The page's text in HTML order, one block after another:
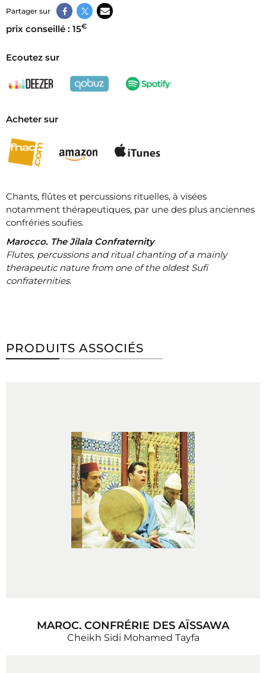
Partager sur
prix conseillé : 15€
Ecoutez sur
Acheter sur
Chants, flûtes et percussions rituelles, à visées
notamment thérapeutiques, par une des plus anciennes
confréries soufies.
Marocco. The Jilala Confraternity
Flutes, percussions and ritual chanting of a mainly
therapeutic nature from one of the oldest Sufi
confraternities.
PRODUITS ASSOCIÉS
MAROC. CONFRÉRIE DES AÏSSAWA
Cheikh Sidi Mohamed Tayfa